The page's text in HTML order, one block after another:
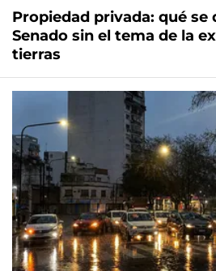
Propiedad privada: qué se
Senado sin el tema de la
tierras